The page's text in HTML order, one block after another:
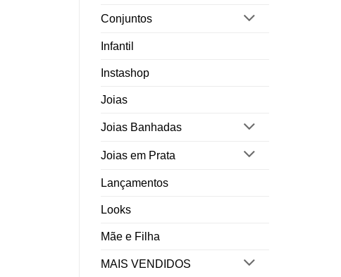
Conjuntos
Infantil
Instashop
Joias
Joias Banhadas
Joias em Prata
Lançamentos
Looks
Mãe e Filha
MAIS VENDIDOS